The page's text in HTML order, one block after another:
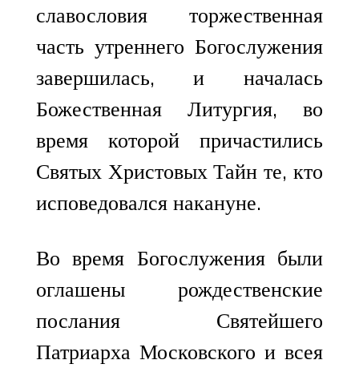
славословия торжественная
часть утреннего Богослужения
завершилась, и началась
Божественная Литургия, во
время которой причастились
Святых Христовых Тайн те, кто
исповедовался накануне.
Во время Богослужения были
оглашены рождественские
послания Святейшего
Патриарха Московского и всея